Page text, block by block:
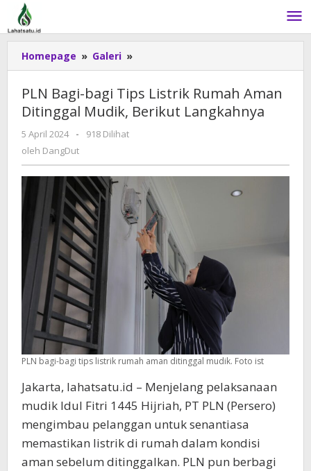
Lewati
konten
Homepage » Galeri »
Bagi-
Tips
Listrik
Berikut
Langkahnya
PLN Bagi-bagi Tips Listrik Rumah Aman
Ditinggal Mudik, Berikut Langkahnya
5 April 2024
oleh
DangDut
-
918 Dilihat
oleh DangDut
PLN bagi-bagi tips listrik rumah aman ditinggal mudik. Foto ist
Jakarta, lahatsatu.id – Menjelang pelaksanaan
mudik Idul Fitri 1445 Hijriah, PT PLN (Persero)
mengimbau pelanggan untuk senantiasa
memastikan listrik di rumah dalam kondisi
aman sebelum ditinggalkan. PLN pun berbagi